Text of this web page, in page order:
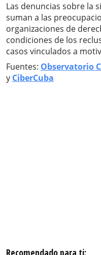
Las denuncias sobre la
suman a las
organizaciones de
condiciones de los
casos vinculados a
Fuentes: Observatorio
y CiberCuba
Recomendado para ti: